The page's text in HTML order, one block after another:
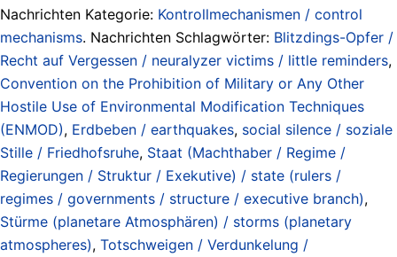
Nachrichten Kategorie: Kontrollmechanismen / control
mechanisms. Nachrichten Schlagwörter: Blitzdings-Opfer /
Recht auf Vergessen / neuralyzer victims / little reminders,
Convention on the Prohibition of Military or Any Other
Hostile Use of Environmental Modification Techniques
(ENMOD), Erdbeben / earthquakes, social silence / soziale
Stille / Friedhofsruhe, Staat (Machthaber / Regime /
Regierungen / Struktur / Exekutive) / state (rulers /
regimes / governments / structure / executive branch),
Stürme (planetare Atmosphären) / storms (planetary
atmospheres), Totschweigen / Verdunkelung /